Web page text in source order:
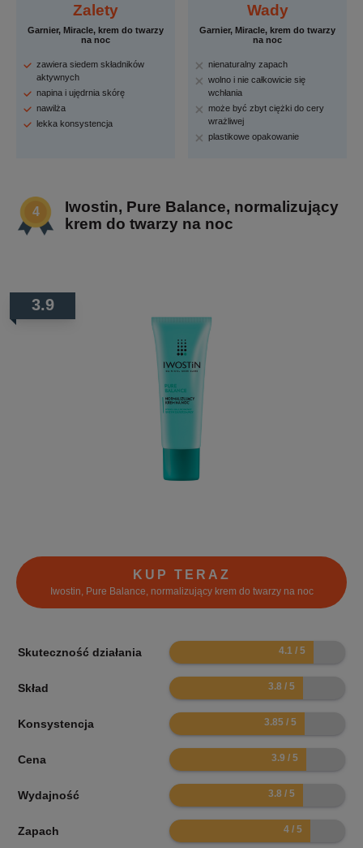
Zalety
Garnier, Miracle, krem do twarzy
na noc
zawiera siedem składników
aktywnych
napina i ujędrnia skórę
nawilża
lekka konsystencja
Wady
Garnier, Miracle, krem do twarzy
na noc
nienaturalny zapach
wolno i nie całkowicie się
wchłania
może być zbyt ciężki do cery
wrażliwej
plastikowe opakowanie
Iwostin, Pure Balance, normalizujący
krem do twarzy na noc
3.9
KUP TERAZ
Iwostin, Pure Balance, normalizujący krem do twarzy na noc
Skuteczność działania 8.2
Skład 7.6
Konsystencja 7.7
Cena 7.8
Wydajność 7.6
Zapach 8